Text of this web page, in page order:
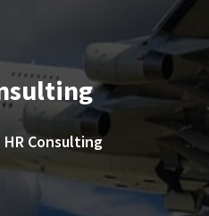
HR Consulting